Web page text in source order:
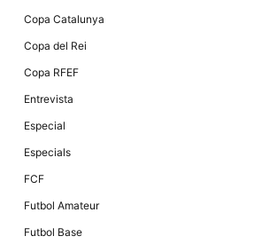
Copa Catalunya
Copa del Rei
Copa RFEF
Entrevista
Especial
Especials
FCF
Futbol Amateur
Futbol Base